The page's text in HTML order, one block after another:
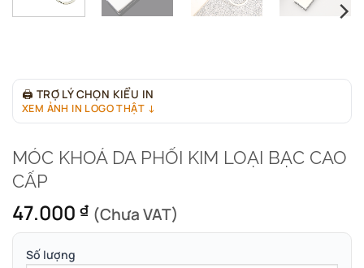
🖨 TRỢ LÝ CHỌN KIỂU IN
XEM ẢNH IN LOGO THẬT ↓
MÓC KHOÁ DA PHỐI KIM LOẠI BẠC CAO
CẤP
47.000 ₫ (Chưa VAT)
Số lượng